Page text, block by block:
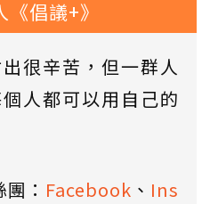
倡議+》
出很辛苦，但一群人
人都可以用自己的
： Facebook 、 Ins